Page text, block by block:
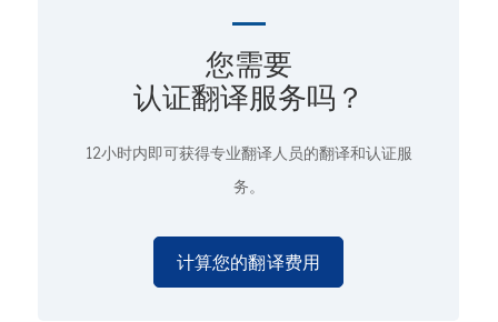
您需要
认证翻译服务吗？
12小时内即可获得专业翻译人员的翻译和认证服
务。
计算您的翻译费用